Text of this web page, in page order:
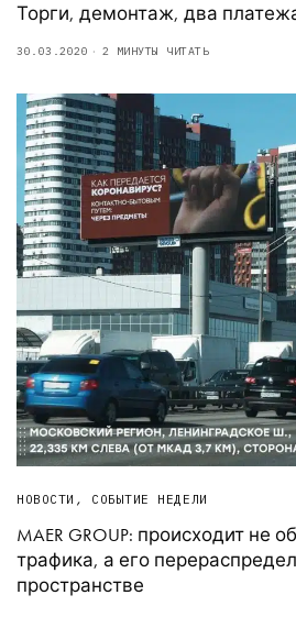
Торги, демонтаж, два
30.03.2020 2 МИНУТЫ ЧИТАТЬ
НОВОСТИ , СОБЫТИЕ НЕДЕЛИ
MAER GROUP: происходит не
трафика, а его
пространстве